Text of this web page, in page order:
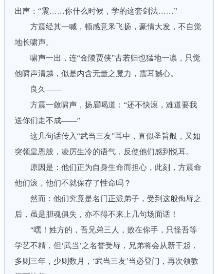
出声：“震……你什么时候，学的这套剑法……”
方震经其一喊，顿感意釆飞扬，豪情大发，不自觉
地长啸声。
啸声一出，连“金陵贾侠”古若归也猛地一凛，只觉
他啸声清越，似是内含无量之魔力，震耳撼心。
良久——
方震一敛啸声，扬眉喝道：“还不快滚，难道要我
送你们走不成——”
这几句话传入“武当三友”耳中，直似圣旨般，又如
突领皇恩般，凌厉生冷的语气，反使他们感到悦耳。
原因是：他们正为自身生命而担心，此刻，方震命
他们滚，他们不就保存了性命吗？
然而：他们究竟是名门正派弟子，受到这般侮辱之
后，虽是胆魂俱失，亦不得不来上几句场面话！
“嘿！姓方的，吾兄弟三人，败在你手，只怪吾等
学艺不精，但‘武当’之名誉受辱，兄弟将会从新干起，
多则三年，少则数月，‘武当三友’当必登门，再次领教